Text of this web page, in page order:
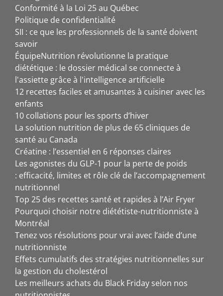
Conformité à la Loi 25 au Québec
Politique de confidentialité
SII : ce que les professionnels de la santé doivent
savoir
ÉquipeNutrition révolutionne la pratique
diététique : le dossier médical se connecte à
l'assiette grâce à l'intelligence artificielle
12 recettes faciles et amusantes à cuisiner avec les
enfants
10 collations pour les sports d’hiver
La solution nutrition de plus de 65 cliniques de
santé au Canada
Créatine : l’essentiel en 6 réponses claires
Les agonistes du GLP-1 pour la perte de poids
: efficacité, limites et rôle clé de l’accompagnement
nutritionnel
Top 25 des recettes santé et rapides à l’Air Fryer
Pourquoi choisir notre diététiste-nutritionniste à
Montréal
Tenez vos résolutions pour vrai avec l’aide d’une
nutritionniste
Effets cumulatifs des stratégies nutritionnelles sur
la gestion du cholestérol
Les meilleurs achats du Black Friday selon nos